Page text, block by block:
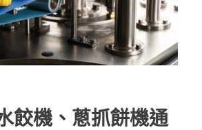
餃機、蔥抓餅機通